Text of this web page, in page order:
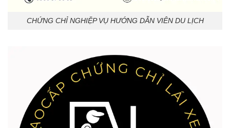
CHỨNG CHỈ NGHIỆP VỤ HƯỚNG DẪN VIÊN DU LỊCH